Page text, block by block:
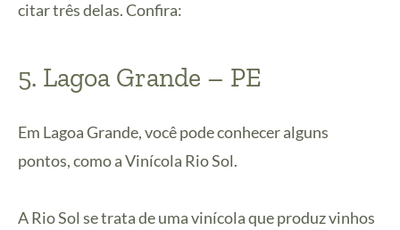
citar três delas. Confira:
5. Lagoa Grande – PE
Em Lagoa Grande, você pode conhecer alguns
pontos, como a Vinícola Rio Sol.
A Rio Sol se trata de uma vinícola que produz vinhos